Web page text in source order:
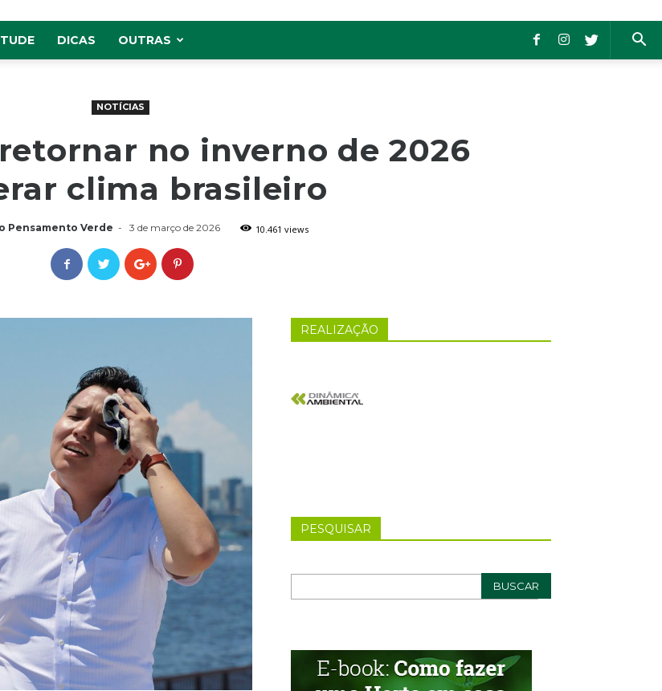
DICAS OUTRAS
NOTÍCIAS
no inverno de 2026
clima brasileiro
Pensamento Verde - 3 de março de 2026 10.461 views
REALIZAÇÃO
PESQUISAR